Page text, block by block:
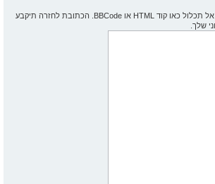
הודעה זו תשלח כטקסט נקי, אל תכלול כאו קוד HTML או BBCode. הכתובת לחזרה תיקבע
שלך.